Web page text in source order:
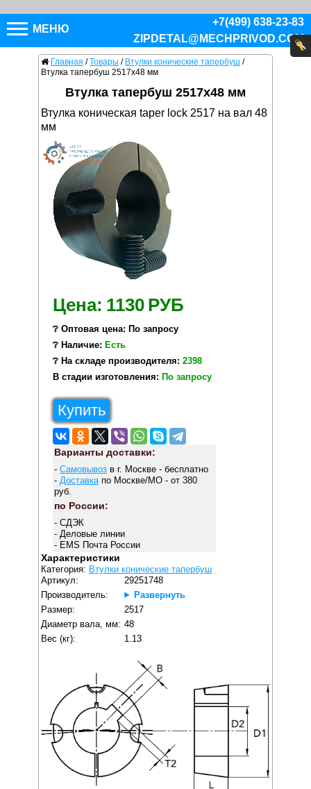
МЕНЮ
+7(499) 638-23-83
ZIPDETAL@MECHPRIVOD.COM
Главная / Товары / Втулки конические тапербуш /
Втулка тапербуш 2517x48 мм
Втулка тапербуш 2517x48 мм
Втулка коническая taper lock 2517 на вал 48
мм
Цена: 1130 РУБ
❔ Оптовая цена: По запросу
❔ Наличие: Есть
❔ На складе производителя: 2398
В стадии изготовления: По запросу
Купить
Варианты доставки:
- Самовывозв г. Москве - бесплатно
- Доставкапо Москве/МО - от 380
руб.
по России:
- СДЭК
- Деловые линии
- EMS Почта России
Характеристики
Категория: Втулки конические тапербуш
Артикул:
29251748
Производитель:
Развернуть
Размер:
2517
Диаметр вала, мм: 48
Вес (кг):
1.13